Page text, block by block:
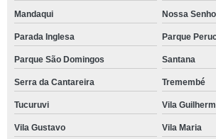
Mandaqui Nossa
Parada Inglesa Parque
Parque São Domingos Santana
Serra da Cantareira Tremembé
Tucuruvi Vila
Vila Gustavo Vila Maria